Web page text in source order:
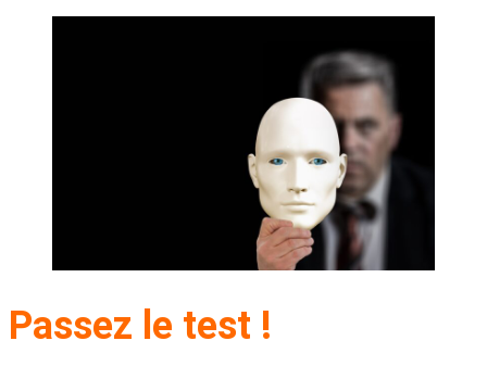
Passez le test !